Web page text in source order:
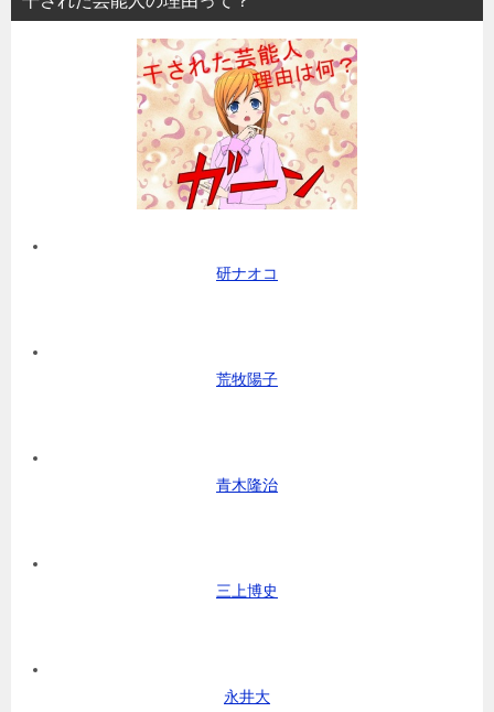
研ナオコ
荒牧陽子
青木隆治
三上博史
永井大